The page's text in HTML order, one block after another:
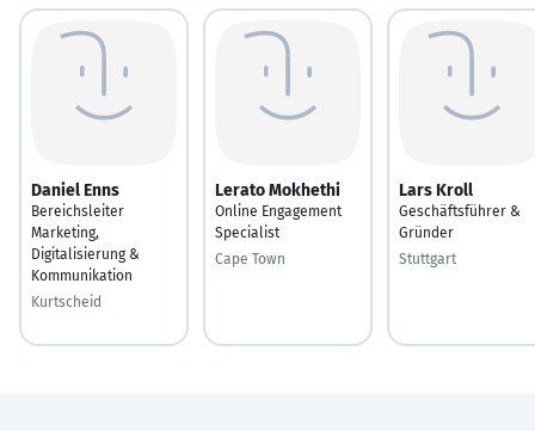
Daniel Enns
Bereichsleiter
Marketing,
Digitalisierung &
Kommunikation
Kurtscheid
Lerato Mokhethi
Online Engagement
Specialist
Cape Town
Lars Kroll
Geschäftsführer &
Gründer
Stuttgart